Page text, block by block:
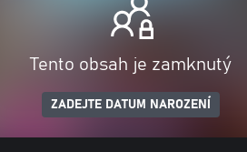
Tento obsah je zamknutý
ZADEJTE DATUM NAROZENÍ